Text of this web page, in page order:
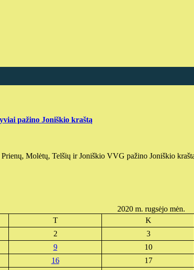
pažino Joniškio kraštą
Molėtų, Telšių ir Joniškio VVG pažino Joniškio
2020 m. rugsėjo mėn.
T K
2 3
9 10
16 17